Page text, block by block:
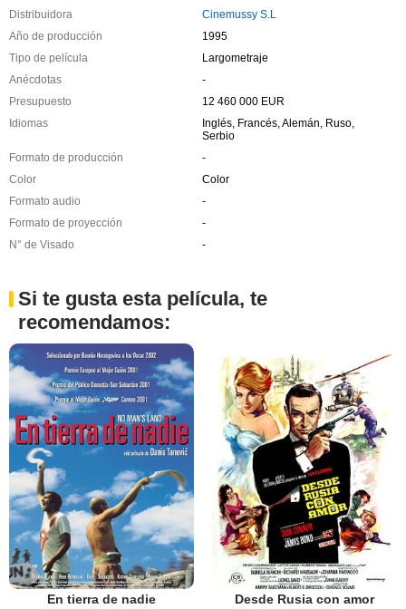
Distribuidora
Cinemussy S.L
Año de producción
1995
Tipo de película
Largometraje
Anécdotas
-
Presupuesto
12 460 000 EUR
Idiomas
Inglés, Francés, Alemán, Ruso,
Serbio
Formato de producción
-
Color
Color
Formato audio
-
Formato de proyección
-
N° de Visado
-
Si te gusta esta película, te
recomendamos:
En tierra de nadie Desde Rusia con amor